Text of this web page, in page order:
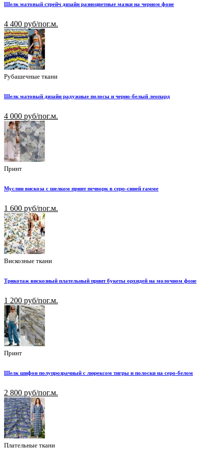
Шелк матовый стрейч дизайн разноцветные мазки на черном фоне
4 400 руб/пог.м.
Рубашечные ткани
Шелк матовый дизайн радужные полосы и черно-белый леопард
4 000 руб/пог.м.
Принт
Муслин вискоза с шелком принт печворк в серо-синей гамме
1 600 руб/пог.м.
Вискозные ткани
Трикотаж вискозный плательный принт букеты орхидей на молочном фоне
1 200 руб/пог.м.
Принт
Шелк шифон полупрозрачный с люрексом тигры и полоски на серо-белом
2 800 руб/пог.м.
Плательные ткани